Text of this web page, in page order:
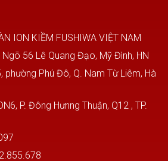
ION KIỀM FUSHIWA VIỆT NAM
56 Lê Quang Đạo, Mỹ Đình, HN
phường Phú Đô, Q. Nam Từ Liêm, Hà
P. Đông Hưnng Thuận, Q12 , TP.